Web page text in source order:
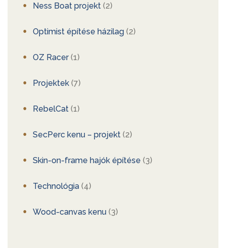
Ness Boat projekt (2)
Optimist építése házilag (2)
OZ Racer(1)
Projektek (7)
RebelCat (1)
SecPerc kenu – projekt (2)
Skin-on-frame hajók építése (3)
Technológia (4)
Wood-canvas kenu (3)